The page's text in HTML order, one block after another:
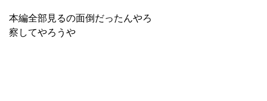
本編全部見るの面倒だったんやろ
察してやろうや